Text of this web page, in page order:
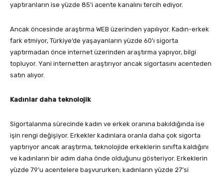
yaptıranların ise yüzde 85’i acente kanalını tercih ediyor.
Ancak öncesinde araştırma WEB üzerinden yapılıyor. Kadın-erkek
fark etmiyor, Türkiye’de yaşayanların yüzde 60’ı sigorta
yaptırmadan önce internet üzerinden araştırma yapıyor, bilgi
topluyor. Yani internetten araştırıyor ancak sigortasını acenteden
satın alıyor.
Kadınlar daha teknolojik
Sigortalanma sürecinde kadın ve erkek oranına bakıldığında ise
işin rengi değişiyor. Erkekler kadınlara oranla daha çok sigorta
yaptırıyor ancak araştırma, teknolojide erkeklerin sınıfta kaldığını
ve kadınların bir adım daha önde olduğunu gösteriyor. Erkeklerin
yüzde 79’u acentelere başvururken; kadınların yüzde 27’si